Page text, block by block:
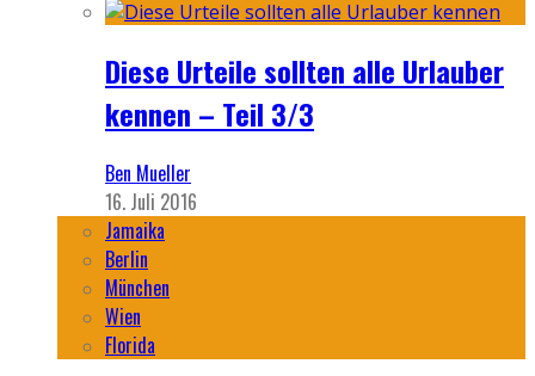
Diese Urteile sollten alle Urlauber
kennen – Teil 3/3
Ben Mueller
16. Juli 2016
Jamaika
Berlin
München
Wien
Florida